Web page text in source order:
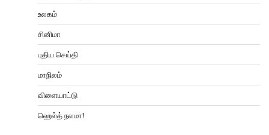
உலகம்
சினிமா
புதிய செய்தி
மாநிலம்
விளையாட்டு
ஹெல்த் நலமா!